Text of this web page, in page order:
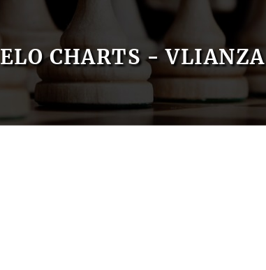
ELO CHARTS - VLIANZA